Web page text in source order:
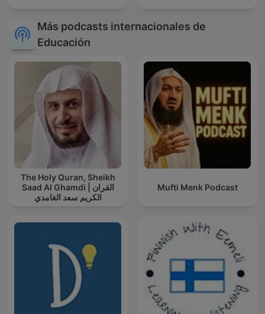
Más podcasts internacionales de
Educación
The Holy Quran, Sheikh
Saad Al Ghamdi | القران
الكريم سعد الغامدي
Mufti Menk Podcast